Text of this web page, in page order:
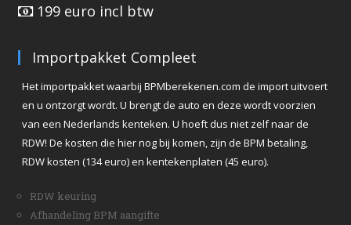
199 euro incl btw
Importpakket Compleet
Het importpakket waarbij BPMberekenen.com de import uitvoert
en u ontzorgt wordt. U brengt de auto en deze wordt voorzien
van een Nederlands kenteken. U hoeft dus niet zelf naar de
RDW! De kosten die hier nog bij komen, zijn de BPM betaling,
RDW kosten (134 euro) en kentekenplaten (45 euro).
RDW keuring
Afhandeling BPM aangifte